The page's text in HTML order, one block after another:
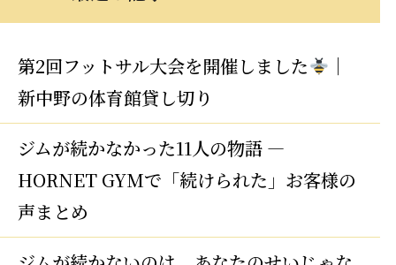
第2回フットサル大会を開催しました
｜
新中野の体育館貸し切り
ジムが続かなかった11人の物語 —
HORNET GYMで「続けられた」お客様の
声まとめ